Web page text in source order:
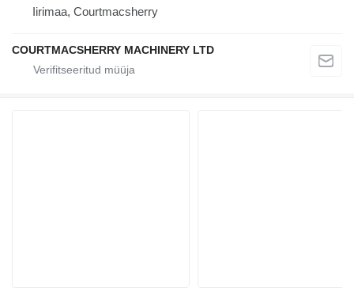
Iirimaa, Courtmacsherry
COURTMACSHERRY MACHINERY LTD